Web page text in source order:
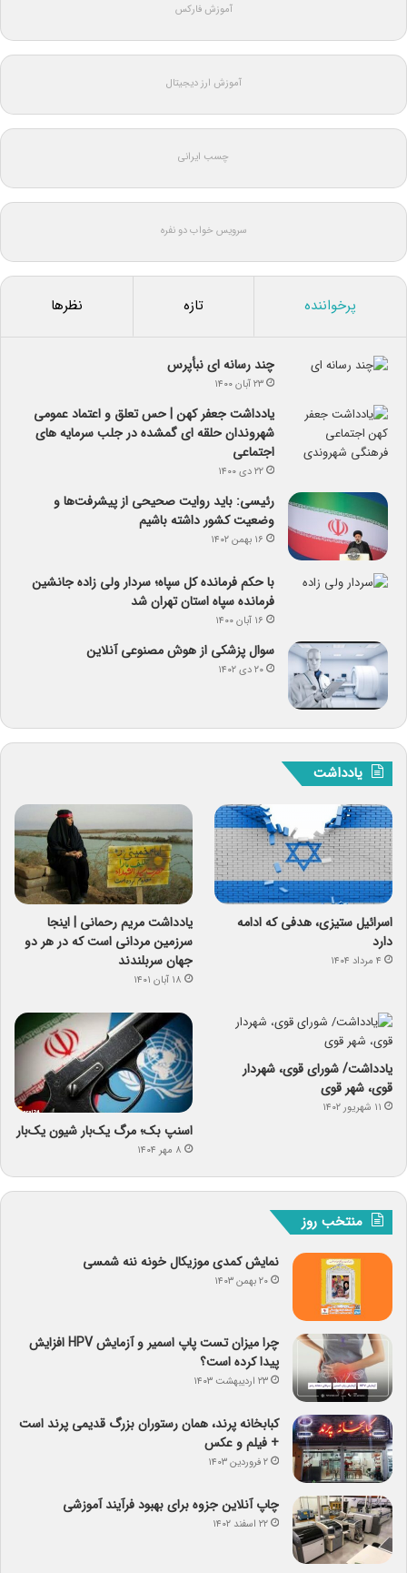
آموزش فارکس
آموزش ارز دیجیتال
چسب ایرانی
سرویس خواب دو نفره
پرخواننده تازه نظرها
چند رسانه ای نبأپرس
۲۳ آبان ۱۴۰۰
یادداشت جعفر کهن | حس تعلق و اعتماد عمومی
شهروندان حلقه ای گمشده در جلب سرمایه های
اجتماعی
۲۲ دی ۱۴۰۰
رئیسی: باید روایت صحیحی از پیشرفت‌ها و
وضعیت کشور داشته باشیم
۱۶ بهمن ۱۴۰۲
با حکم فرمانده کل سپاه؛ سردار ولی زاده جانشین
فرمانده سپاه استان تهران شد
۱۶ آبان ۱۴۰۰
سوال پزشکی از هوش مصنوعی آنلاین
۲۰ دی ۱۴۰۲
یادداشت
اسرائیل ستیزی، هدفی که ادامه
دارد
۴ مرداد ۱۴۰۴
یادداشت مریم رحمانی | اینجا
سرزمین مردانی است که در هر دو
جهان سربلندند
۱۸ آبان ۱۴۰۱
یادداشت/ شورای قوی، شهردار
قوی، شهر قوی
۱۱ شهریور ۱۴۰۲
اسنپ ‌بک؛ مرگ یک‌بار شیون یک‌بار
۸ مهر ۱۴۰۴
منتخب روز
نمایش کمدی موزیکال خونه ننه شمسی
۲۰ بهمن ۱۴۰۳
چرا میزان تست پاپ اسمیر و آزمایش HPV افزایش
پیدا کرده است؟
۲۳ اردیبهشت ۱۴۰۳
کبابخانه پرند، همان رستوران بزرگ قدیمی پرند است
+ فیلم و عکس
۲ فروردین ۱۴۰۳
چاپ آنلاین جزوه برای بهبود فرآیند آموزشی
۲۲ اسفند ۱۴۰۲